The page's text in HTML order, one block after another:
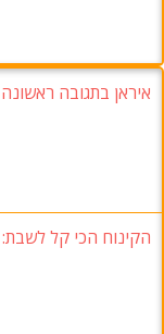
איראן בתגובה
הקינוח הכי קל לשבת: